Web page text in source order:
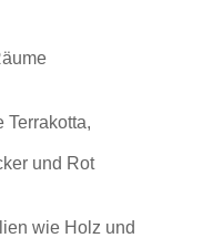
Terrakotta,
und Rot
wie Holz und